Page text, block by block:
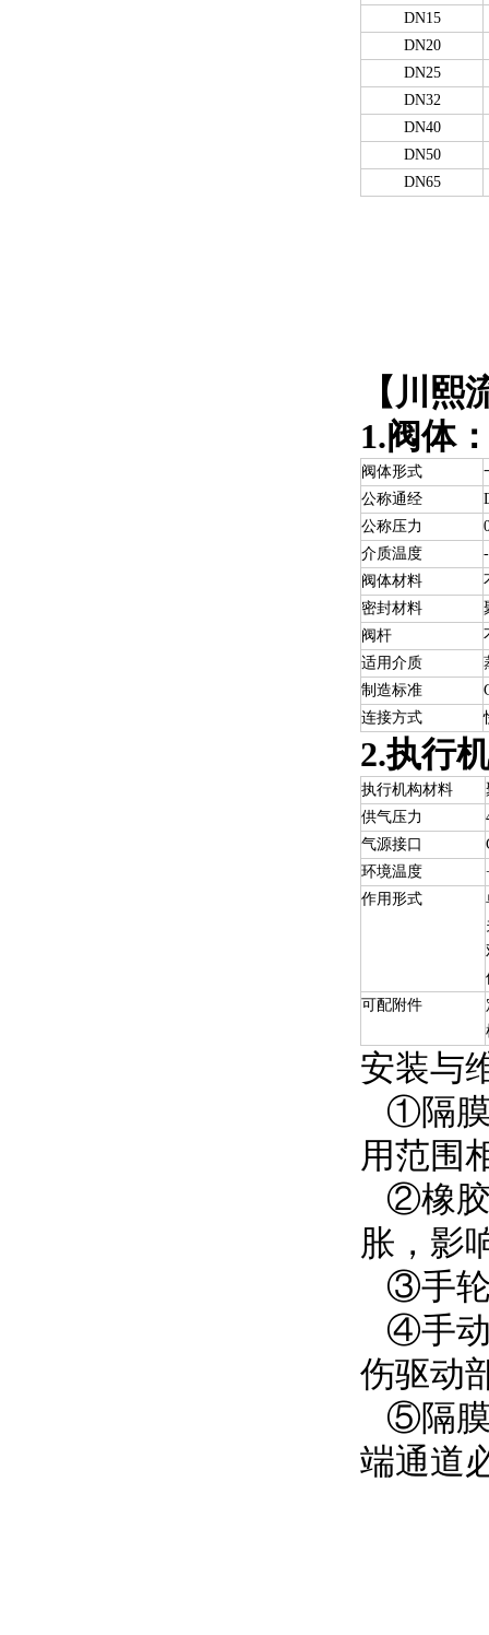
DN15
DN20
DN25
DN32
DN40
DN50
DN65
【川
1.阀体
阀体形式
公称通经
公称压力
介质温度
阀体材料
密封材料
阀杆
适用介质
制造标准
连接方式
2.执行
执行机构材料
供气压力
气源接口
环境温度
作用形式
可配附件
安装与
①隔膜
用范围
②橡胶
胀，影
③手轮
④手动
伤驱动
⑤隔膜
端通道